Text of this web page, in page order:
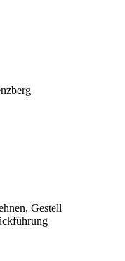
Gestell